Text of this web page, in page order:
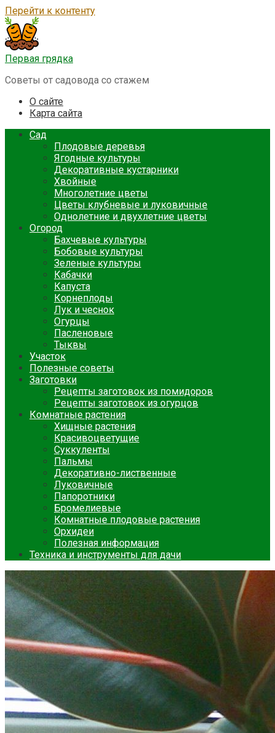
Перейти к контенту
Первая грядка
Советы от садовода со стажем
О сайте
Карта сайта
Сад
Плодовые деревья
Ягодные культуры
Декоративные кустарники
Хвойные
Многолетние цветы
Цветы клубневые и луковичные
Однолетние и двухлетние цветы
Огород
Бахчевые культуры
Бобовые культуры
Зеленые культуры
Кабачки
Капуста
Корнеплоды
Лук и чеснок
Огурцы
Пасленовые
Тыквы
Участок
Полезные советы
Заготовки
Рецепты заготовок из помидоров
Рецепты заготовок из огурцов
Комнатные растения
Хищные растения
Красивоцветущие
Суккуленты
Пальмы
Декоративно-лиственные
Луковичные
Папоротники
Бромелиевые
Комнатные плодовые растения
Орхидеи
Полезная информация
Техника и инструменты для дачи